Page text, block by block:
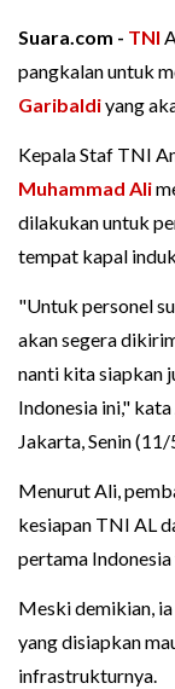
Suara.com - TNI
pangkalan untuk
Garibaldiyang
Kepala Staf TNI
Muhammad Ali
dilakukan untuk
tempat kapal
"Untuk personel
akan segera
nanti kita siapkan
Indonesia ini,"
Jakarta, Senin
Menurut Ali,
kesiapan TNI AL
pertama
Meski demikian,
yang disiapkan
infrastrukturnya.